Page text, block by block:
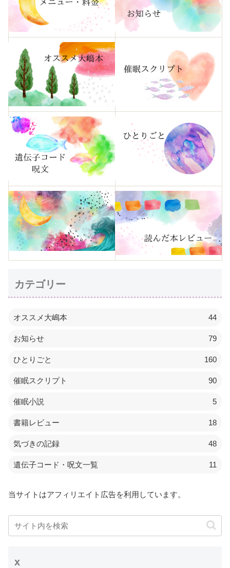
カテゴリー
オススメ大嶋本 44
お知らせ 79
ひとりごと 160
催眠スクリプト 90
催眠小説 5
書籍レビュー 18
気づきの記録 48
遺伝子コード・呪文一覧 11
当サイトはアフィリエイト広告を利用しています。
x